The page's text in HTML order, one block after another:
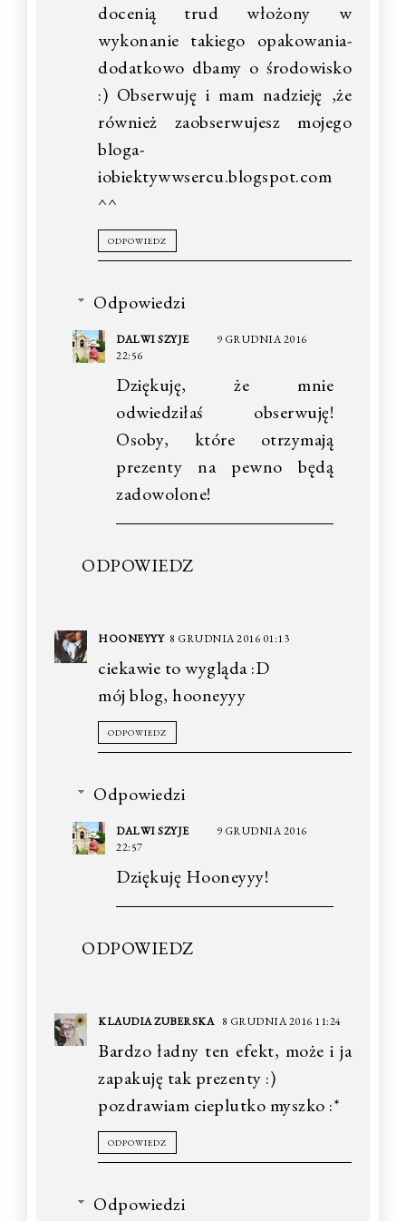
docenią trud włożony w
wykonanie takiego opakowania-
dodatkowo dbamy o środowisko
:) Obserwuję i mam nadzieję ,że
również zaobserwujesz mojego
bloga-
iobiektywwsercu.blogspot.com
^^
ODPOWIEDZ
Odpowiedzi
DALWI SZYJE
9 GRUDNIA 2016
22:56
Dziękuję, że mnie
odwiedziłaś obserwuję!
Osoby, które otrzymają
prezenty na pewno będą
zadowolone!
ODPOWIEDZ
HOONEYYY 8 GRUDNIA 2016 01:13
ciekawie to wygląda :D
mój blog, hooneyyy
ODPOWIEDZ
Odpowiedzi
DALWI SZYJE
9 GRUDNIA 2016
22:57
Dziękuję Hooneyyy!
ODPOWIEDZ
KLAUDIA ZUBERSKA 8 GRUDNIA 2016 11:24
Bardzo ładny ten efekt, może i ja
zapakuję tak prezenty :)
pozdrawiam cieplutko myszko :*
ODPOWIEDZ
Odpowiedzi